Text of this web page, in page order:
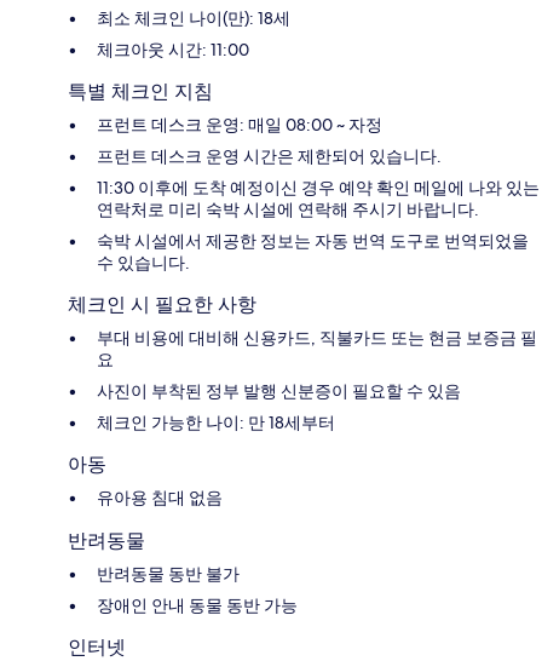
최소 체크인 나이(만): 18세
체크아웃 시간: 11:00
특별 체크인 지침
프런트 데스크 운영: 매일 08:00 ~ 자정
프런트 데스크 운영 시간은 제한되어 있습니다.
11:30 이후에 도착 예정이신 경우 예약 확인 메일에 나와 있는
연락처로 미리 숙박 시설에 연락해 주시기 바랍니다.
숙박 시설에서 제공한 정보는 자동 번역 도구로 번역되었을
수 있습니다.
체크인 시 필요한 사항
부대 비용에 대비해 신용카드, 직불카드 또는 현금 보증금 필
요
사진이 부착된 정부 발행 신분증이 필요할 수 있음
체크인 가능한 나이: 만 18세부터
아동
유아용 침대 없음
반려동물
반려동물 동반 불가
장애인 안내 동물 동반 가능
인터넷